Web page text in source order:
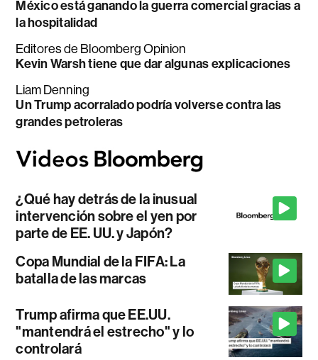
México está ganando la guerra comercial gracias a
la hospitalidad
Editores de Bloomberg Opinion
Kevin Warsh tiene que dar algunas explicaciones
Liam Denning
Un Trump acorralado podría volverse contra las
grandes petroleras
¿Qué hay detrás de la inusual
intervención sobre el yen por
parte de EE. UU. y Japón?
Copa Mundial de la FIFA: La
batalla de las marcas
Trump afirma que EE.UU.
"mantendrá el estrecho" y lo
controlará